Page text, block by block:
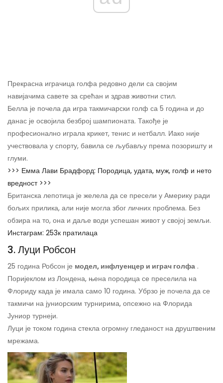
Прекрасна играчица голфа редовно дели са својим
навијачима савете за срећан и здрав животни стил.
Белла је почела да игра такмичарски голф са 5 година и до
данас је освојила безброј шампионата. Такође је
професионално играла крикет, тенис и нетбалл. Иако није
учествовала у спорту, бавила се љубављу према позоришту и
глуми.
>>> Емма Лави Брадфорд: Породица, удата, муж, голф и нето
вредност >>>
Британска лепотица је желела да се пресели у Америку ради
бољих прилика, али није могла због личних проблема. Без
обзира на то, она и даље води успешан живот у својој земљи.
Инстаграм: 253к пратилаца
3. Луци Робсон
25 година Робсон је модел, инфлуенцер и играч голфа .
Поријеклом из Лондена, њена породица се преселила на
Флориду када је имала само 10 година. Убрзо је почела да се
такмичи на јуниорским турнирима, опсежно на Флорида
Јуниор турнеји.
Луци је током година стекла огромну гледаност на друштвеним
мрежама.